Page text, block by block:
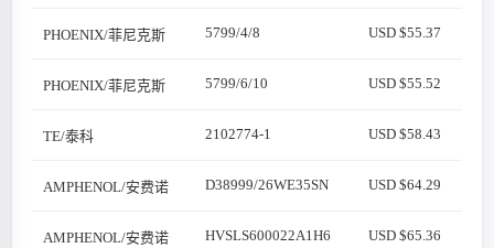
PHOENIX/菲尼克斯 5799/4/8 USD $55.37
PHOENIX/菲尼克斯 5799/6/10 USD $55.52
TE/泰科 2102774-1 USD $58.43
AMPHENOL/安费诺 D38999/26WE35SN USD $64.29
AMPHENOL/安费诺 HVSLS600022A1H6 USD $65.36